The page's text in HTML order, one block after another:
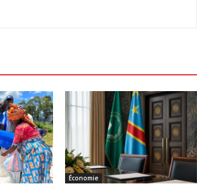
Économie